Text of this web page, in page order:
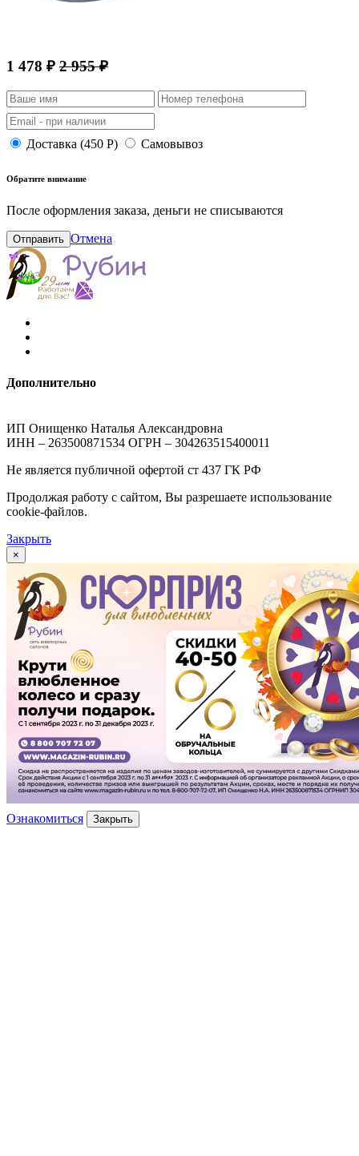
1 478 ₽ 2 955 ₽
Доставка (450 Р) Самовывоз
Обратите внимание
После оформления заказа, деньги не списываются
Отправить Отмена
Дополнительно
ИП Онищенко Наталья Александровна
ИНН – 263500871534 ОГРН – 304263515400011
Не является публичной офертой ст 437 ГК РФ
Продолжая работу с сайтом, Вы разрешаете использование
cookie-файлов.
Закрыть
×
Ознакомиться Закрыть